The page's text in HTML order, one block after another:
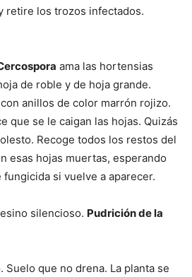
retire los trozos infectados.
ama las hortensias
de roble y de hoja grande.
anillos de color marrón rojizo.
que se le caigan las hojas. Quizás
Recoge todos los restos del
esas hojas muertas, esperando
si vuelve a aparecer.
silencioso. Pudrición de la
Suelo que no drena. La planta se